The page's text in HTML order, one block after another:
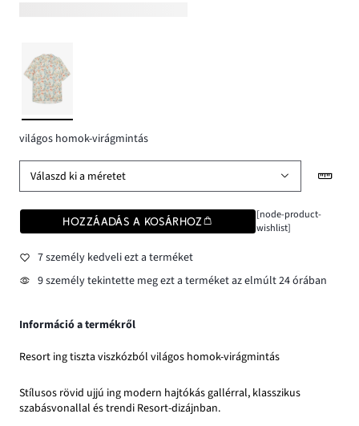
világos homok-virágmintás
Válaszd ki a méretet
HOZZÁADÁS A KOSÁRHOZ
[node-product-
wishlist]
7 személy kedveli ezt a terméket
9 személy tekintette meg ezt a terméket az elmúlt 24 órában
Információ a termékről
Resort ing tiszta viszkózból világos homok-virágmintás
Stílusos rövid ujjú ing modern hajtókás gallérral, klasszikus
szabásvonallal és trendi Resort-dizájnban.